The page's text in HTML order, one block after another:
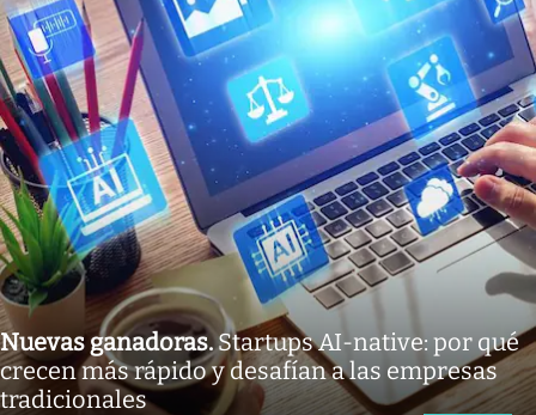
Nuevas ganadoras.Startups AI-native: por qué
crecen más rápido y desafían a las empresas
tradicionales